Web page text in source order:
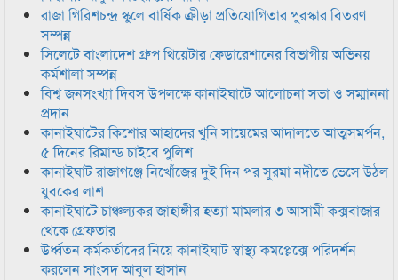
রাজা গিরিশচন্দ্র স্কুলে বার্ষিক ক্রীড়া প্রতিযোগিতার পুরস্কার বিতরণ
সম্পন্ন
সিলেটে বাংলাদেশ গ্রুপ থিয়েটার ফেডারেশানের বিভাগীয় অভিনয়
কর্মশালা সম্পন্ন
বিশ্ব জনসংখ্যা দিবস উপলক্ষে কানাইঘাটে আলোচনা সভা ও সম্মাননা
প্রদান
কানাইঘাটের কিশোর আহাদের খুনি সায়েমের আদালতে আত্মসমর্পন,
৫ দিনের রিমান্ড চাইবে পুলিশ
কানাইঘাট রাজাগঞ্জে নিখোঁজের দুই দিন পর সুরমা নদীতে ভেসে উঠল
যুবকের লাশ
কানাইঘাটে চাঞ্চল্যকর জাহাঙ্গীর হত্যা মামলার ৩ আসামী কক্সবাজার
থেকে গ্রেফতার
উর্ধ্বতন কর্মকর্তাদের নিয়ে কানাইঘাট স্বাস্থ্য কমপ্লেক্সে পরিদর্শন
করলেন সাংসদ আবুল হাসান